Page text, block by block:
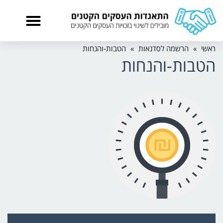
ראשי » הרשמה לסדנאות » הטבות-והנחות
הטבות-והנחות